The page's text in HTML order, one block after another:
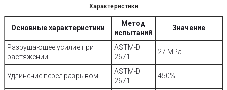
Характеристики
Основные характеристики
Метод
испытаний
Значение
Разрушающее усилие при
растяжении
ASTM-D
2671
27 MPa
Удлинение перед разрывом
ASTM-D
2671
450%